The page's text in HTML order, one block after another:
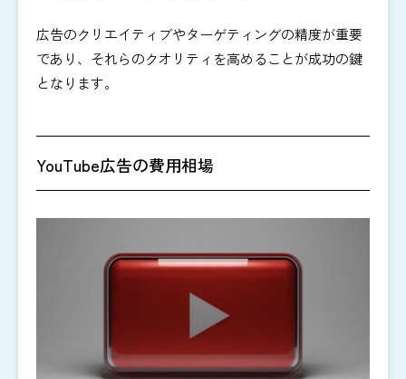
広告のクリエイティブやターゲティングの精度が重要
であり、それらのクオリティを高めることが成功の鍵
となります。
YouTube広告の費用相場